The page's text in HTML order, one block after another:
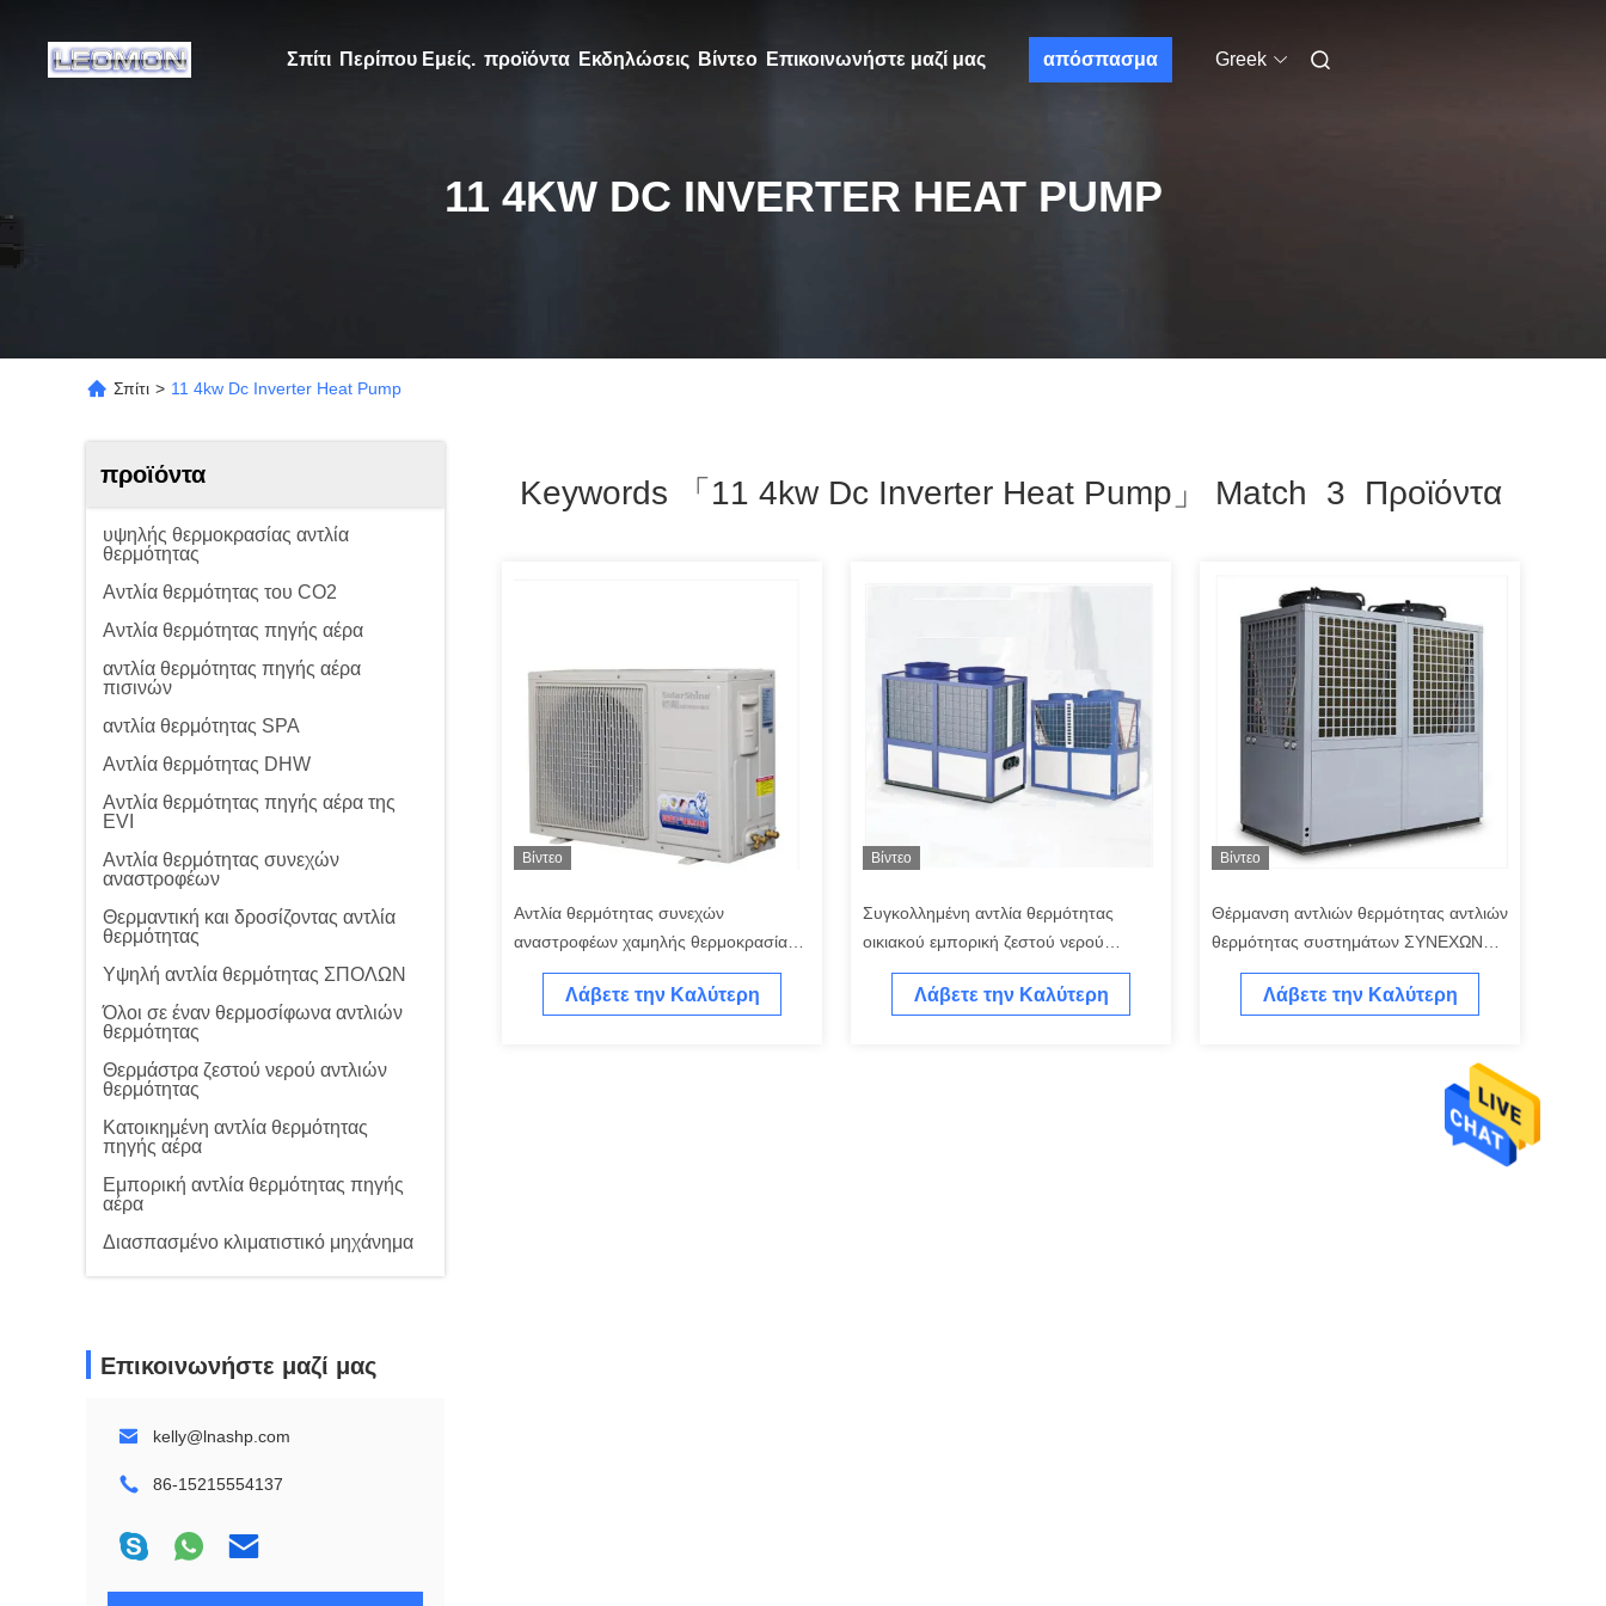
Σπίτι Περίπου Εμείς. προϊόντα Εκδηλώσεις Βίντεο Επικοινωνήστε μαζί μας απόσπασμα Greek
11 4KW DC INVERTER HEAT PUMP
Σπίτι > 11 4kw Dc Inverter Heat Pump
προϊόντα
υψηλής θερμοκρασίας αντλία
θερμότητας
Αντλία θερμότητας του CO2
Αντλία θερμότητας πηγής αέρα
αντλία θερμότητας πηγής αέρα
πισινών
αντλία θερμότητας SPA
Αντλία θερμότητας DHW
Αντλία θερμότητας πηγής αέρα της
EVI
Αντλία θερμότητας συνεχών
αναστροφέων
Θερμαντική και δροσίζοντας αντλία
θερμότητας
Υψηλή αντλία θερμότητας ΣΠΟΛΩΝ
Όλοι σε έναν θερμοσίφωνα αντλιών
θερμότητας
Θερμάστρα ζεστού νερού αντλιών
θερμότητας
Κατοικημένη αντλία θερμότητας
πηγής αέρα
Εμπορική αντλία θερμότητας πηγής
αέρα
Διασπασμένο κλιματιστικό μηχάνημα
Επικοινωνήστε μαζί μας
kelly@lnashp.com
86-15215554137
Keywords 「11 4kw Dc Inverter Heat Pump」 Match 3 Προϊόντα
Βίντεο
Αντλία θερμότητας συνεχών
αναστροφέων χαμηλής θερμοκρασίας
EVI με την κυκλοφορία πηγής αέρα
Λάβετε την Καλύτερη
Βίντεο
Συγκολλημένη αντλία θερμότητας
οικιακού εμπορική ζεστού νερού
συμπυκνωτών πιάτων SUS316
Λάβετε την Καλύτερη
Βίντεο
Θέρμανση αντλιών θερμότητας αντλιών
θερμότητας συστημάτων ΣΥΝΕΧΩΝ
αναστροφέων διασπασμένα IPX4 και σύστημα
Λάβετε την Καλύτερη